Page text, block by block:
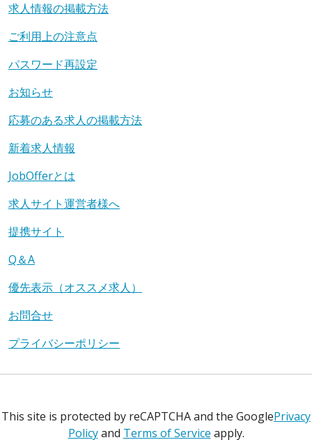
求人情報の掲載方法
ご利用上の注意点
パスワード再設定
お知らせ
応募のある求人の掲載方法
新着求人情報
JobOfferとは
求人サイト運営者様へ
提携サイト
Q＆A
優先表示（オススメ求人）
お問合せ
プライバシーポリシー
This site is protected by reCAPTCHA and the GooglePrivacy
Policyand Terms of Service apply.